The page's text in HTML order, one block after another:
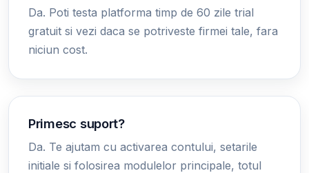
Da. Poti testa platforma timp de 60 zile trial
gratuit si vezi daca se potriveste firmei tale, fara
niciun cost.
Primesc suport?
Da. Te ajutam cu activarea contului, setarile
initiale si folosirea modulelor principale, totul